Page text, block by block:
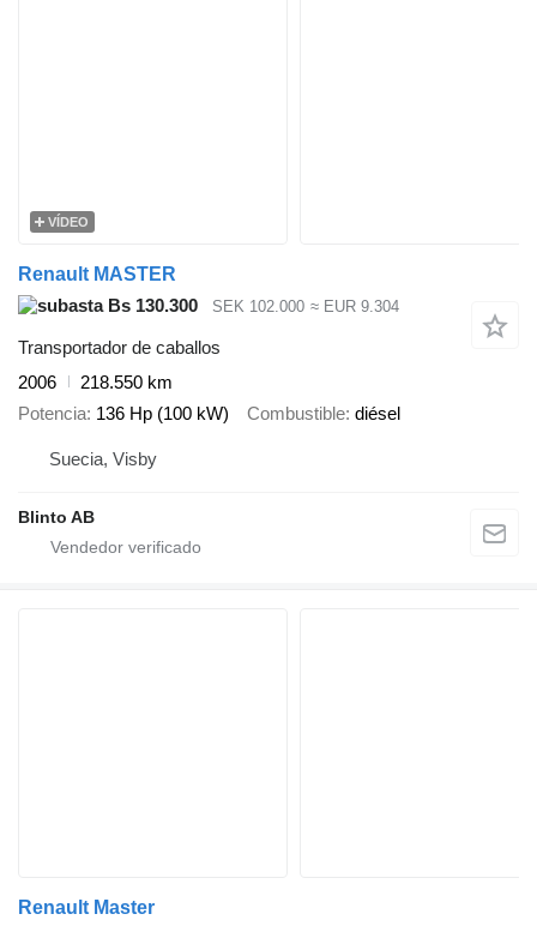
VÍDEO
Renault MASTER
Bs 130.300
SEK 102.000 ≈ EUR 9.304
Transportador de caballos
2006
218.550 km
Potencia 136 Hp (100 kW) Combustible diésel
Suecia, Visby
Blinto AB
Renault Master